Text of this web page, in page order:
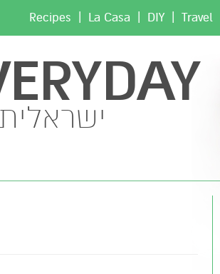
Travel
|
DIY
|
La Casa
|
Recipes